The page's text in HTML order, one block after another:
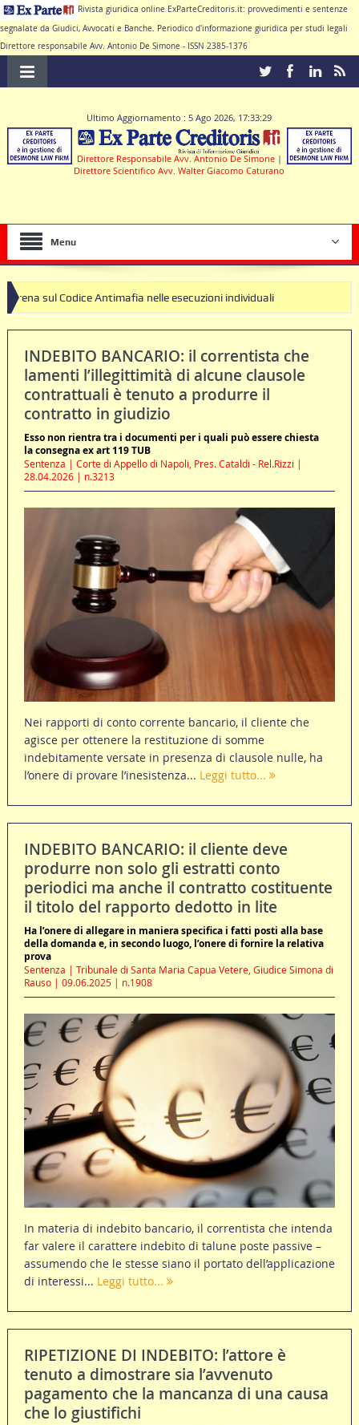
Rivista giuridica online ExParteCreditoris.it: provvedimenti e sentenze
segnalate da Giudici, Avvocati e Banche. Periodico d'informazione giuridica per studi legali
Direttore responsabile Avv. Antonio De Simone - ISSN 2385-1376
Ultimo Aggiornamento : 5 Ago 2026, 17:33:29
Direttore Responsabile Avv. Antonio De Simone |
Direttore Scientifico Avv. Walter Giacomo Caturano
Menu
Antimafia nelle esecuzioni individuali
INDEBITO BANCARIO: il correntista che
lamenti l’illegittimità di alcune clausole
contrattuali è tenuto a produrre il
contratto in giudizio
Esso non rientra tra i documenti per i quali può essere chiesta
la consegna ex art 119 TUB
Sentenza | Corte di Appello di Napoli, Pres. Cataldi - Rel.Rizzi |
28.04.2026 | n.3213
Nei rapporti di conto corrente bancario, il cliente che
agisce per ottenere la restituzione di somme
indebitamente versate in presenza di clausole nulle, ha
l’onere di provare l’inesistenza... Leggi tutto...
INDEBITO BANCARIO: il cliente deve
produrre non solo gli estratti conto
periodici ma anche il contratto costituente
il titolo del rapporto dedotto in lite
Ha l’onere di allegare in maniera specifica i fatti posti alla base
della domanda e, in secondo luogo, l’onere di fornire la relativa
prova
Sentenza | Tribunale di Santa Maria Capua Vetere, Giudice Simona di
Rauso | 09.06.2025 | n.1908
In materia di indebito bancario, il correntista che intenda
far valere il carattere indebito di talune poste passive –
assumendo che le stesse siano il portato dell’applicazione
di interessi... Leggi tutto...
RIPETIZIONE DI INDEBITO: l’attore è
tenuto a dimostrare sia l’avvenuto
pagamento che la mancanza di una causa
che lo giustifichi